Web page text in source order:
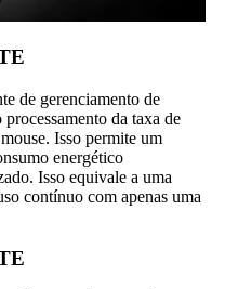
de gerenciamento de
da taxa de
Isso permite um
energético
Isso equivale a uma
contínuo com apenas uma